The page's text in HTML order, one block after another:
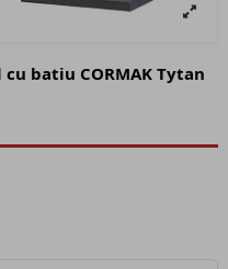
batiu CORMAK Tytan